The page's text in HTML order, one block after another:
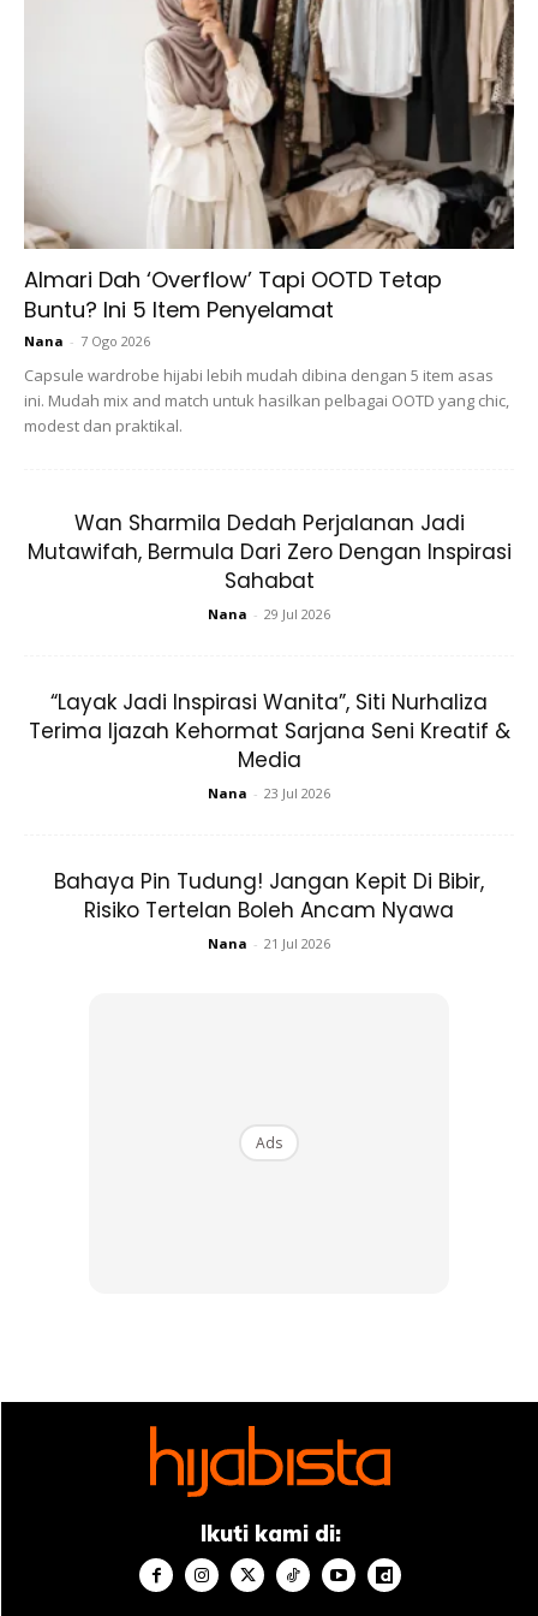
View this post on Instagram
Dia berbesar hati memperagakan hasil kerja pereka fesyen
tanah airnya, Indonesia.
Syahrini yang sinonim dengan koleksi handbag berjenama
Syahrini menyarungkan sekurang-kurangnyai empat
persalinan glamor di Festival Filem Cannes.
Pertama
Pada 15 Mei 2025, Syahrini menghadiri tayangan filem
Dossier 137 di Palais des Festivals. Dia memakai gaun labuh
View this post on Instagram
Almari Dah ‘Overflow’ Tapi OOTD Tetap
Buntu? Ini 5 Item Penyelamat
Nana - 7 Ogo 2026
Capsule wardrobe hijabi lebih mudah dibina dengan 5 item asas
ini. Mudah mix and match untuk hasilkan pelbagai OOTD yang chic,
modest dan praktikal.
Wan Sharmila Dedah Perjalanan Jadi
Mutawifah, Bermula Dari Zero Dengan Inspirasi
Sahabat
Nana - 29 Jul 2026
“Layak Jadi Inspirasi Wanita”, Siti Nurhaliza
Terima Ijazah Kehormat Sarjana Seni Kreatif &
Media
Nana - 23 Jul 2026
Bahaya Pin Tudung! Jangan Kepit Di Bibir,
Risiko Tertelan Boleh Ancam Nyawa
Nana - 21 Jul 2026
Ads
Ikuti kami di: